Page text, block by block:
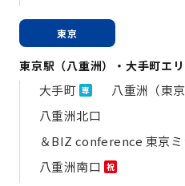
東京
東京駅（八重洲）・大手町エ
大手町 専 八重洲（東
八重洲北口
＆BIZ conference 東京ミ
八重洲南口 祝